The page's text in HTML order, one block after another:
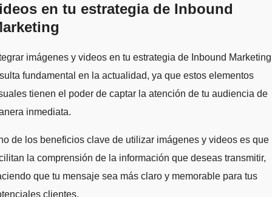
en tu estrategia de Inbound
imágenes y videos en tu estrategia de Inbound Marketing
fundamental en la actualidad, ya que estos elementos
tienen el poder de captar la atención de tu audiencia de
inmediata.
de los beneficios clave de utilizar imágenes y videos es que
la comprensión de la información que deseas transmitir,
que tu mensaje sea más claro y memorable para tus
clientes.